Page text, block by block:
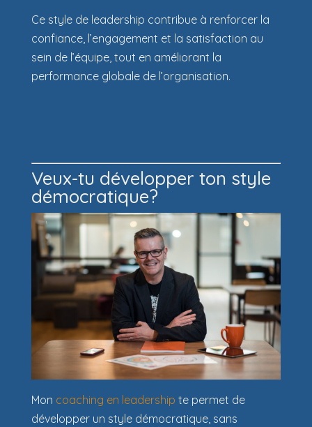
Ce style de leadership contribue à renforcer la
confiance, l’engagement et la satisfaction au
sein de l’équipe, tout en améliorant la
performance globale de l’organisation.
Veux-tu développer ton style
démocratique?
Mon coaching en leadership te permet de
développer un style démocratique, sans